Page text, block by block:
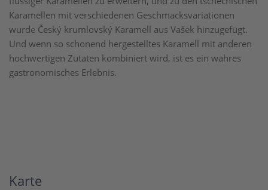
Karamellen mit verschiedenen Geschmacksvariationen
wurde Český krumlovský Karamell aus Vašek hinzugefügt.
Und wenn so schonend hergestelltes Karamell mit anderen
hochwertigen Zutaten kombiniert wird, ist es ein wahres
gastronomisches Erlebnis.
Karte